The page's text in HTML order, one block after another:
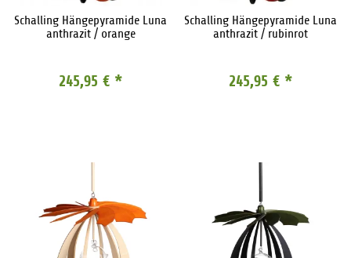
Schalling Hängepyramide Luna
anthrazit / orange
245,95 € *
Schalling Hängepyramide Luna
anthrazit / rubinrot
245,95 € *